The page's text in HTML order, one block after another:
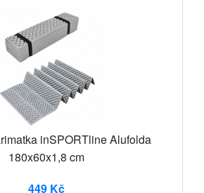
inSPORTline Alufolda
180x60x1,8 cm
449 Kč